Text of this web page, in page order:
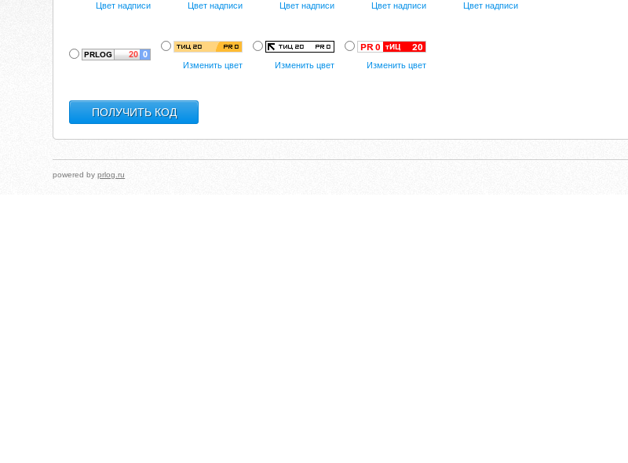
Цвет надписи Цвет надписи Цвет надписи Цвет надписи Цвет надписи
Изменить цвет Изменить цвет Изменить цвет
powered byprlog.ru